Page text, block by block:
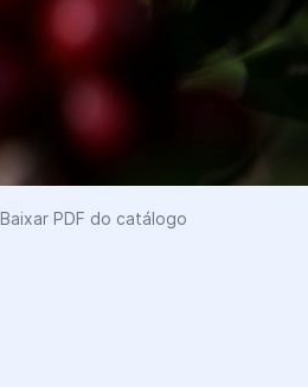
Baixar PDF do catálogo